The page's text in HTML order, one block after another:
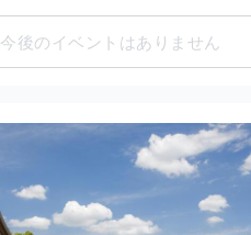
今後のイベントはありません